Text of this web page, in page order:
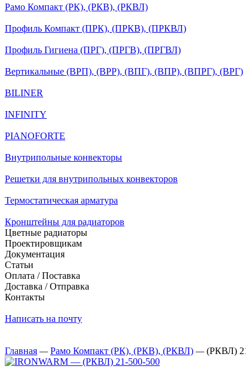
Рамо Компакт (РК), (РКВ), (РКВЛ)
Профиль Компакт (ПРК), (ПРКВ), (ПРКВЛ)
Профиль Гигиена (ПРГ), (ПРГВ), (ПРГВЛ)
Вертикальные (ВРП), (ВРР), (ВПГ), (ВПР), (ВПРГ), (ВРГ)
BILINER
INFINITY
PIANOFORTE
Внутрипольные конвекторы
Решетки для внутрипольных конвекторов
Термостатическая арматура
Кронштейны для радиаторов
Цветные радиаторы
Проектировщикам
Документация
Статьи
Оплата / Поставка
Доставка / Отправка
Контакты
Написать на почту
Главная — Рамо Компакт (РК), (РКВ), (РКВЛ) — (РКВЛ)